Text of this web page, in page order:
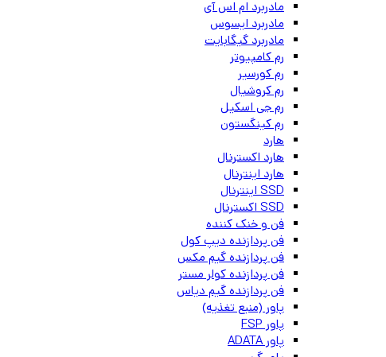
مادربرد ام اس آی
مادربرد ایسوس
مادربرد گیگابایت
رم کامپیوتر
رم کورسیر
رم کروشیال
رم جی اسکیل
رم کینگستون
هارد
هارد اکسترنال
هارد اینترنال
SSD اینترنال
SSD اکسترنال
فن و خنک کننده
فن پردازنده دیپ کول
فن پردازنده گیم مکس
فن پردازنده کولر مستر
فن پردازنده گیم دیاس
پاور (منبع تغذیه)
پاور FSP
پاور ADATA